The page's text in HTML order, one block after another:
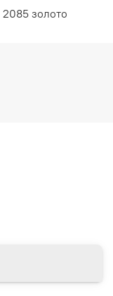
золото